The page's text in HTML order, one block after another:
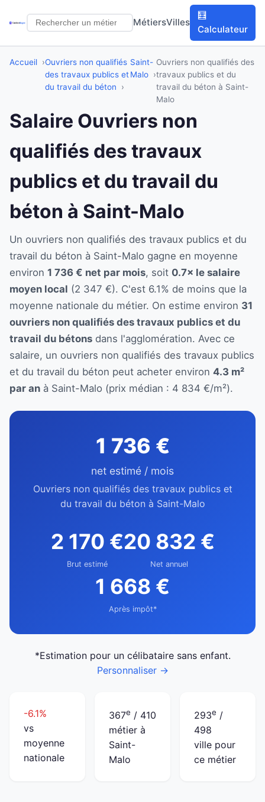
MétiersVilles
🧮
Calculateur
Accueil
Ouvriers non qualifiés
des travaux publics et
du travail du béton
Saint-
Malo
Ouvriers non qualifiés des
travaux publics et du
travail du béton à Saint-
Malo
Salaire Ouvriers non
qualifiés des travaux
publics et du travail du
béton à Saint-Malo
Un ouvriers non qualifiés des travaux publics et du
travail du béton à Saint-Malo gagne en moyenne
environ 1 736 € net par mois, soit 0.7× le salaire
moyen local (2 347 €). C'est 6.1% de moins que la
moyenne nationale du métier. On estime environ 31
ouvriers non qualifiés des travaux publics et du
travail du bétons dans l'agglomération. Avec ce
salaire, un ouvriers non qualifiés des travaux publics
et du travail du béton peut acheter environ 4.3 m²
par an à Saint-Malo (prix médian : 4 834 €/m²).
1 736 €
net estimé / mois
Ouvriers non qualifiés des travaux publics et
du travail du béton à Saint-Malo
2 170 €
Brut estimé
20 832 €
Net annuel
1 668 €
Après impôt*
*Estimation pour un célibataire sans enfant.
Personnaliser →
-6.1%
vs
moyenne
nationale
367e / 410
métier à
Saint-
Malo
293e /
498
ville pour
ce métier